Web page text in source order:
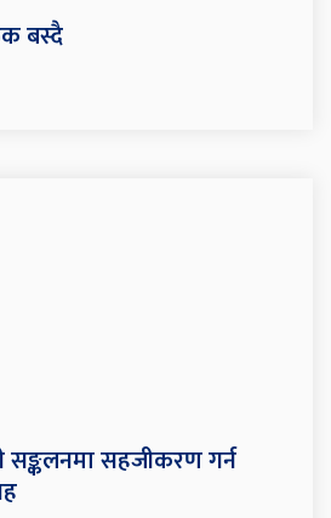
बस्दै
सङ्कलनमा सहजीकरण गर्न